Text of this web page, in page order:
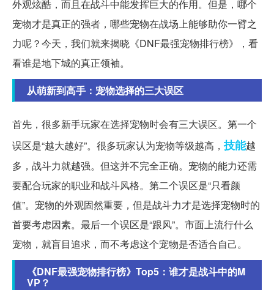
外观炫酷，而且在战斗中能发挥巨大的作用。但是，哪个
宠物才是真正的强者，哪些宠物在战场上能够助你一臂之
力呢？今天，我们就来揭晓《DNF最强宠物排行榜》，看
看谁是地下城的真正领袖。
从萌新到高手：宠物选择的三大误区
首先，很多新手玩家在选择宠物时会有三大误区。第一个
误区是“越大越好”。很多玩家认为宠物等级越高，技能越
多，战斗力就越强。但这并不完全正确。宠物的能力还需
要配合玩家的职业和战斗风格。第二个误区是“只看颜
值”。宠物的外观固然重要，但是战斗力才是选择宠物时的
首要考虑因素。最后一个误区是“跟风”。市面上流行什么
宠物，就盲目追求，而不考虑这个宠物是否适合自己。
《DNF最强宠物排行榜》Top5：谁才是战斗中的M
VP？